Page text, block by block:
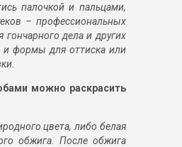
палочкой и пальцами,
– профессиональных
дела и других
и формы для оттиска или
можно раскрасить
цвета, либо белая
обжига. После обжига